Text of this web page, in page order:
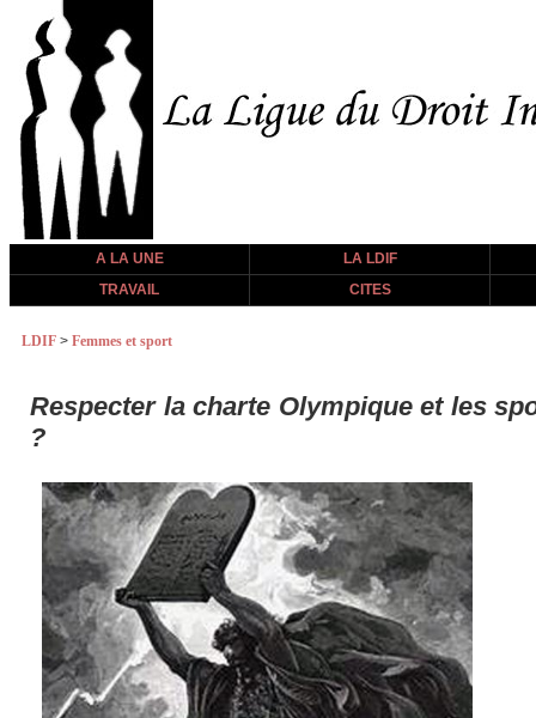
A LA UNE
LA LDIF
TRAVAIL
CITES
LDIF > Femmes et sport
Respecter la charte Olympique et les
?